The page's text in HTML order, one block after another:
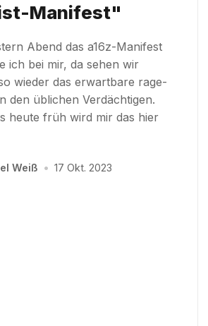
Manifest"
Abend das a16z-Manifest
ich bei mir, da sehen wir
wieder das erwartbare rage-
den üblichen Verdächtigen.
heute früh wird mir das hier
Weiß • 17 Okt. 2023